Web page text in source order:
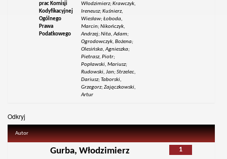
prac Komisji
Kodyfikacyjnej
Ogólnego
Prawa
Podatkowego
Włodzimierz; Krawczyk,
Ireneusz; Kuśnierz,
Wiesław; Łoboda,
Marcin; Nikończyk,
Andrzej; Nita, Adam;
Ogrodowczyk, Bożena;
Olesińska, Agnieszka;
Pietrasz, Piotr;
Popławski, Mariusz;
Rudowski, Jan; Strzelec,
Dariusz; Taborski,
Grzegorz; Zajączkowski,
Artur
Odkryj
Autor
1
Gurba, Włodzimierz